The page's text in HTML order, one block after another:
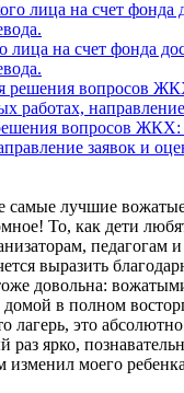
лица на счет фонда
вопросов ЖКХ:
заявок и
лучшие
То, как дети
выразить
довольна:
в полном
лагерь, это
ярко,
моего